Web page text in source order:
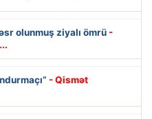
olunmuş ziyalı ömrü -
- Qismət